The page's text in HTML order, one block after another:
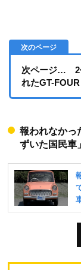
次ページ… 2
れたGT-FOUR
報われなかっ
ずいた国民車